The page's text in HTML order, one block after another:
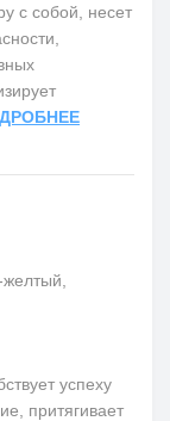
с собой, несет
успеху
притягивает